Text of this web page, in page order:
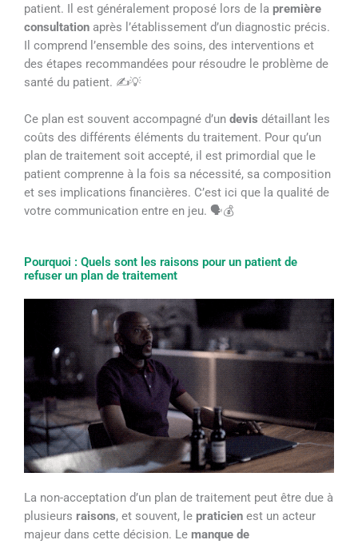
patient. Il est généralement proposé lors de la première
consultation après l’établissement d’un diagnostic précis.
Il comprend l’ensemble des soins, des interventions et
des étapes recommandées pour résoudre le problème de
santé du patient. ✍️💡
Ce plan est souvent accompagné d’un devis détaillant les
coûts des différents éléments du traitement. Pour qu’un
plan de traitement soit accepté, il est primordial que le
patient comprenne à la fois sa nécessité, sa composition
et ses implications financières. C’est ici que la qualité de
votre communication entre en jeu. 🗣️💰
Pourquoi : Quels sont les raisons pour un patient de
refuser un plan de traitement
La non-acceptation d’un plan de traitement peut être due à
plusieurs raisons, et souvent, le praticien est un acteur
majeur dans cette décision. Le manque de